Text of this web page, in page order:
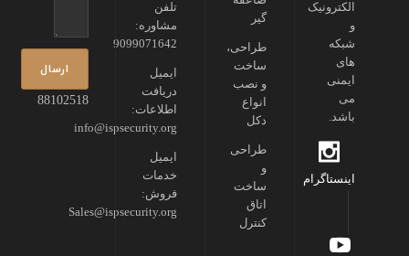
88102518
تلفن
مشاوره:
9099071642
ایمیل
دریافت
اطلاعات:
info@ispsecurity.org
ایمیل
خدمات
فروش:
Sales@ispsecurity.org
گیر
طراحی،
ساخت
و نصب
انواع
دکل
طراحی
و
ساخت
اتاق
کنترل
الکترونیک
و
شبکه
های
ایمنی
می
باشد.
اینستاگرام